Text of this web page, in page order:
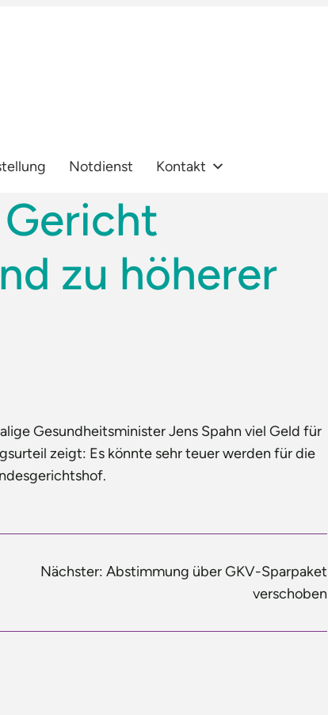
Notdienst Kontakt
Gericht
zu höherer
Gesundheitsminister Jens Spahn viel Geld für
zeigt: Es könnte sehr teuer werden für die
Nächster: Abstimmung über GKV-Sparpaket
verschoben